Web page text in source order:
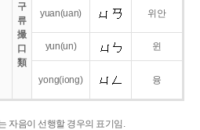
구
류
撮
口
類
yuan(uan) 위안
yun(un) 윈
yong(iong) 융
자음이 선행할 경우의 표기임.